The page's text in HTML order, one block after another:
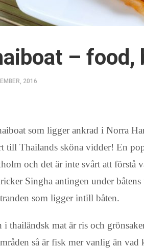
– food,
2016
som ligger ankrad i Norra
till Thailands sköna vidder! En
och det är inte svårt att förstå
Singha antingen under
som ligger intill båten.
i thailändsk mat är ris och
så är fisk mer vanlig än